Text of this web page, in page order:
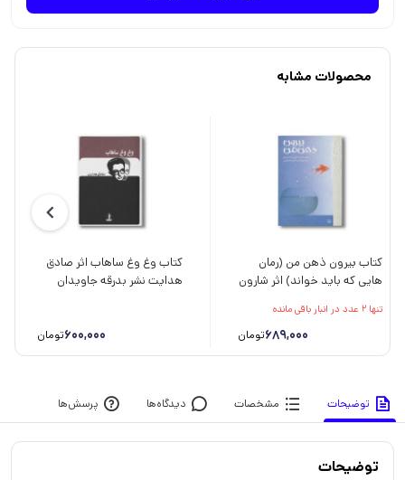
محصولات مشابه
کتاب بیرون ذهن من (رمان
هایی که باید خواند) اثر شارون
نشر پیدایش
تنها 2 عدد در انبار باقی مانده
689,000تومان
کتاب وغ وغ ساهاب اثر صادق
هدایت نشر بدرقه جاویدان
600,000تومان
توضیحات مشخصات دیدگاه‌ها پرسش‌ها
توضیحات